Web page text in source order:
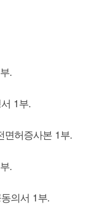
부.
1 부.
면허증사본 1 부.
부.
의서 1 부.